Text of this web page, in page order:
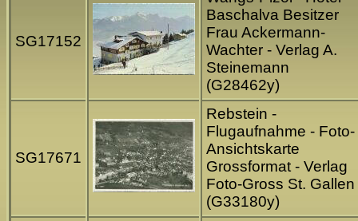
SG17152
Baschalva Besitzer
Frau Ackermann-
Wachter - Verlag A.
Steinemann
(G28462y)
SG17671
Rebstein -
Flugaufnahme - Foto-
Ansichtskarte
Grossformat - Verlag
Foto-Gross St. Gallen
(G33180y)